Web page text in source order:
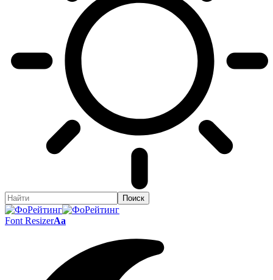
Font ResizerAa